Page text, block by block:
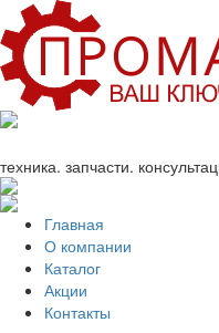
техника. запчасти.
Главная
О компании
Каталог
Акции
Контакты